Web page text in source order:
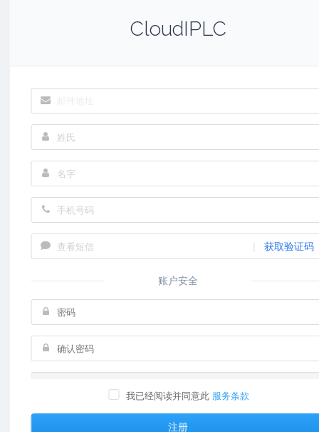
CloudIPLC
| 获取验证码
账户安全
我已经阅读并同意此 服务条款
注册